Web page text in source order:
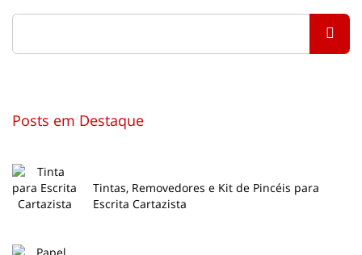
Posts em Destaque
Tintas, Removedores e Kit de Pincéis para
Escrita Cartazista